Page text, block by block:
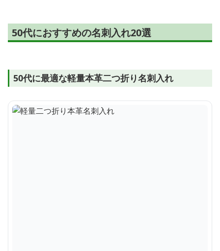
50代におすすめの名刺入れ20選
50代に最適な軽量本革二つ折り名刺入れ